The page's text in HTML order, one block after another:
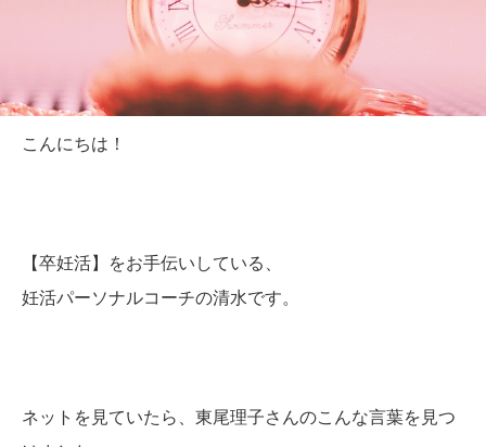
こんにちは！
【卒妊活】をお手伝いしている、
妊活パーソナルコーチの清水です。
ネットを見ていたら、東尾理子さんのこんな言葉を見つ